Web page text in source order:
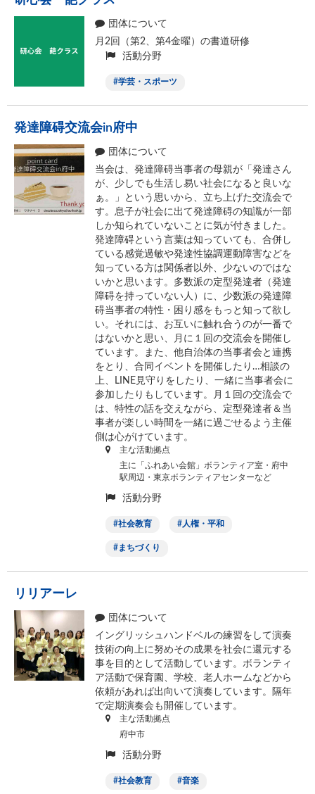
団体について
月2回（第2、第4金曜）の書道研修
活動分野
学芸・スポーツ
発達障碍交流会in府中
団体について
当会は、発達障碍当事者の母親が「発達さん
が、少しでも生活し易い社会になると良いな
ぁ。」という思いから、立ち上げた交流会で
す。息子が社会に出て発達障碍の知識が一部
しか知られていないことに気が付きました。
発達障碍という言葉は知っていても、合併し
ている感覚過敏や発達性協調運動障害などを
知っている方は関係者以外、少ないのではな
いかと思います。多数派の定型発達者（発達
障碍を持っていない人）に、少数派の発達障
碍当事者の特性・困り感をもっと知って欲し
い。それには、お互いに触れ合うのが一番で
はないかと思い、月に１回の交流会を開催し
ています。また、他自治体の当事者会と連携
をとり、合同イベントを開催したり…相談の
上、LINE見守りをしたり、一緒に当事者会に
参加したりもしています。月１回の交流会で
は、特性の話を交えながら、定型発達者＆当
事者が楽しい時間を一緒に過ごせるよう主催
側は心がけています。
主な活動拠点
主に「ふれあい会館」ボランティア室・府中
駅周辺・東京ボランティアセンターなど
活動分野
社会教育 人権・平和
まちづくり
リリアーレ
団体について
イングリッシュハンドベルの練習をして演奏
技術の向上に努めその成果を社会に還元する
事を目的として活動しています。ボランティ
ア活動で保育園、学校、老人ホームなどから
依頼があれば出向いて演奏しています。隔年
で定期演奏会も開催しています。
主な活動拠点
府中市
活動分野
社会教育 音楽